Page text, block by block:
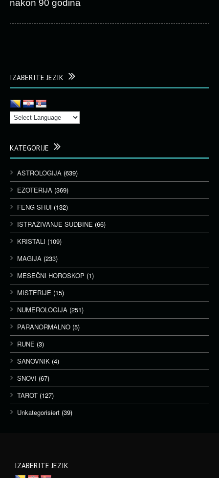
nakon 90 godina
IZABERITE JEZIK
KATEGORIJE
ASTROLOGIJA (639)
EZOTERIJA (369)
FENG SHUI (132)
ISTRAŽIVANJE SUDBINE (66)
KRISTALI (109)
MAGIJA (233)
MESEČNI HOROSKOP (1)
MISTERIJE (15)
NUMEROLOGIJA (251)
PARANORMALNO (5)
RUNE (3)
SANOVNIK (4)
SNOVI (67)
TAROT (127)
Unkategorisiert (39)
IZABERITE JEZIK